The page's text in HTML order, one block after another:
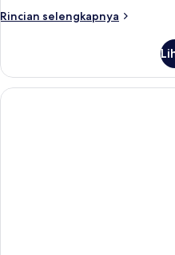
Rincian selengkapnya
Rincian
Kamar
Double
Klasik